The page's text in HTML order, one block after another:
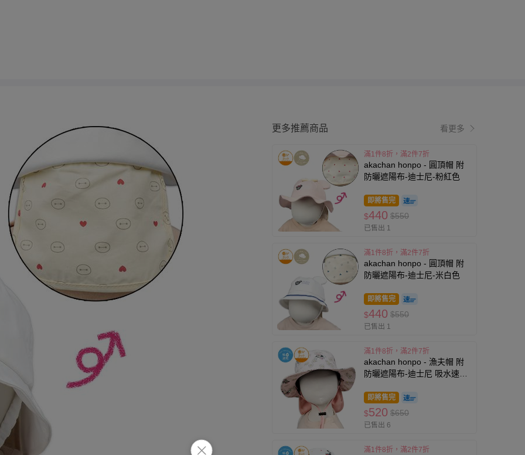
更多推薦商品 看更多
滿1件8折，滿2件7折
akachan honpo - 圓頂帽 附
防曬遮陽布-迪士尼-粉紅色
即將售完
$440 $550
已售出 1
滿1件8折，滿2件7折
akachan honpo - 圓頂帽 附
防曬遮陽布-迪士尼-米白色
即將售完
$440 $550
已售出 1
滿1件8折，滿2件7折
akachan honpo - 漁夫帽 附
防曬遮陽布-迪士尼 吸水速乾-
即將售完
$520 $650
已售出 6
滿1件8折，滿2件7折